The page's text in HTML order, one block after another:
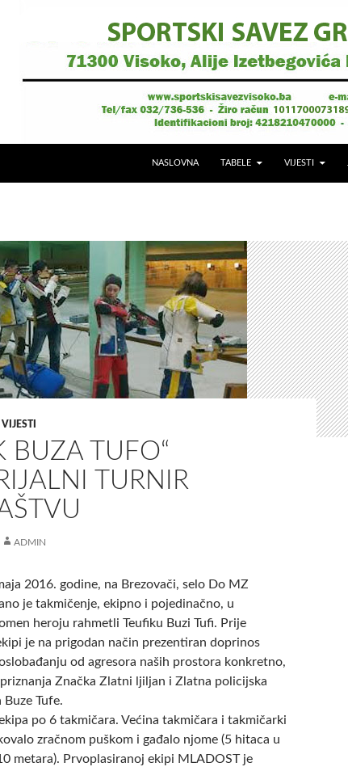
NASLOVNA TABELE VIJESTI
VIJESTI
BUZA TUFO“
TURNIR
ADMIN
2016. godine, na Brezovači, selo Do MZ
je takmičenje, ekipno i pojedinačno, u
heroju rahmetli Teufiku Buzi Tufi. Prije
je na prigodan način prezentiran doprinos
od agresora naših prostora konkretno,
Značka Zlatni ljiljan i Zlatna policijska
Buze Tufe.
pa po 6 takmičara. Većina takmičara i takmičarki
zračnom puškom i gađalo njome (5 hitaca u
metara). Prvoplasiranoj ekipi MLADOST je